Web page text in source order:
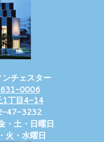
チェスター
631-0006
1丁目4-14
47-3232
土・日曜日
火・水曜日